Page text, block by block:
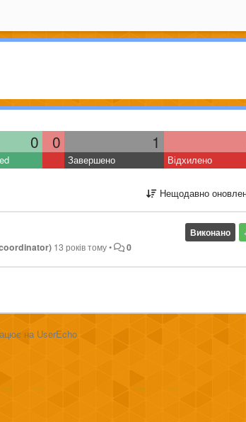
0 0 1
Завершено Відхилено
Нещодавно
Виконано
13 років тому• 0
на UserEcho